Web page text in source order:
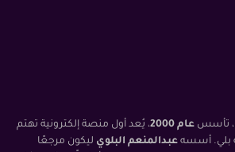
، تأسس عام 2000
، يُعد أول منصة إلكترونية تهتم
بلي. أسسه عبدالمنعم البلوي ليكون مرجعًا